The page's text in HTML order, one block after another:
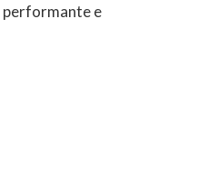
performante e